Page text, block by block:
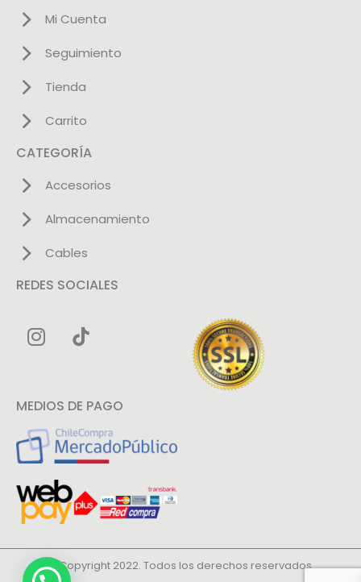
Mi Cuenta
Seguimiento
Tienda
Carrito
CATEGORÍA
Accesorios
Almacenamiento
Cables
REDES SOCIALES
MEDIOS DE PAGO
© Copyright 2022. Todos los derechos reservados.